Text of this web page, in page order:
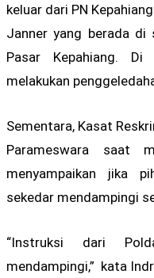
keluar dari PN
Janner yang berada di
Pasar Kepahiang.
melakukan
Sementara, Kasat
Parameswara saat
menyampaikan jika
sekedar mendampingi
“Instruksi dari
mendampingi,” kata